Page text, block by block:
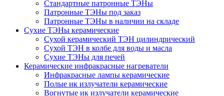
Стандартные патронные ТЭНы
Патронные ТЭНы под заказ
Патронные ТЭНы в наличии на складе
Сухие ТЭНы керамические
Сухой керамический ТЭН цилиндрический
Сухой ТЭН в колбе для воды и масла
Сухие ТЭНы для печей
Керамические инфракрасные нагреватели
Инфракрасные лампы керамические
Полые ик излучатели керамические
Вогнутые ик излучатели керамические